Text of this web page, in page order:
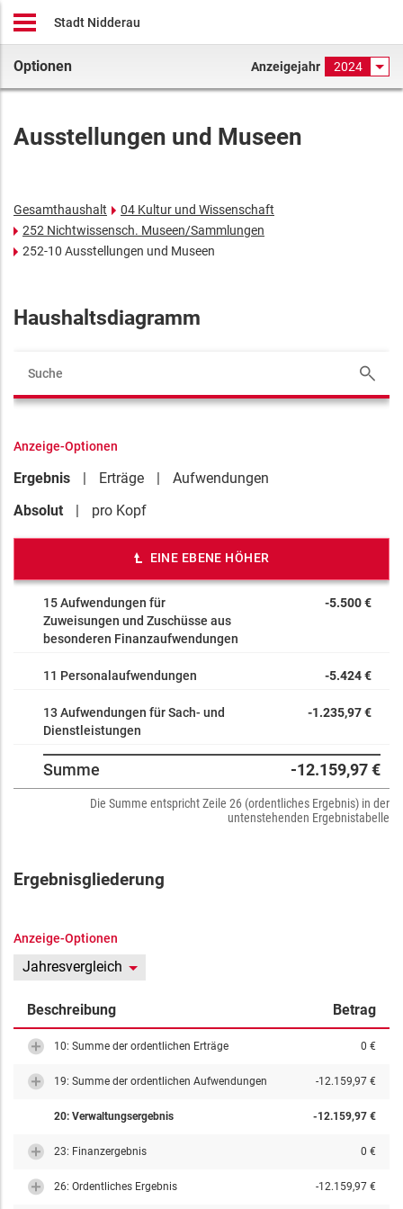
Stadt Nidderau
Optionen Anzeigejahr 2024
Ausstellungen und Museen
Gesamthaushalt
04 Kultur und Wissenschaft
252 Nichtwissensch. Museen/Sammlungen
252-10 Ausstellungen und Museen
Haushaltsdiagramm
Anzeige-Optionen
Ergebnis Erträge
Aufwendungen
Absolut
pro Kopf
EINE EBENE HÖHER
15 Aufwendungen für
Zuweisungen und Zuschüsse aus
besonderen Finanzaufwendungen
-5.500 €
11 Personalaufwendungen -5.424 €
13 Aufwendungen für Sach- und
Dienstleistungen
-1.235,97 €
Summe -12.159,97 €
Die Summe entspricht Zeile 26 (ordentliches Ergebnis) in der
untenstehenden Ergebnistabelle
Ergebnisgliederung
Anzeige-Optionen
Jahresvergleich
Beschreibung Betrag
10: Summe der ordentlichen Erträge 0 €
19: Summe der ordentlichen Aufwendungen -12.159,97 €
20: Verwaltungsergebnis -12.159,97 €
23: Finanzergebnis 0 €
26: Ordentliches Ergebnis -12.159,97 €